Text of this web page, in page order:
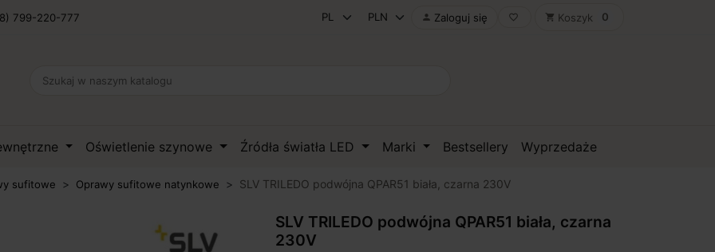
799-220-777  Zaloguj się favorite_border shopping_cart Koszyk 0
Oświetlenie szynowe Źródła światła LED Marki Bestsellery Wyprzedaże
sufitowe Oprawy sufitowe natynkowe SLV TRILEDO podwójna QPAR51 biała, czarna 230V
SLV TRILEDO podwójna QPAR51 biała, czarna
230V